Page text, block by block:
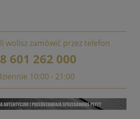
wolisz zamówić przez telefon
601 262 000
10:00 - 21:00